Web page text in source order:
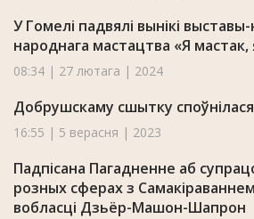
У Гомелі падвялі вынікі
народнага мастацтва «Я мастак,
08:34 | 27 лютага | 2024
Добрушскаму сшытку
16:55 | 5 верасня | 2023
Падпісана Пагадненне аб
розных сферах з
вобласці Дзьёр-Машон-Шапрон